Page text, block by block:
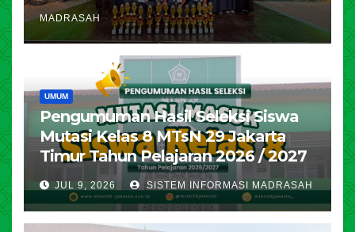
MADRASAH
UMUM
Pengumuman Hasil Seleksi Siswa
Mutasi Kelas 8 MTsN 29 Jakarta
Timur Tahun Pelajaran 2026 / 2027
JUL 9, 2026 SISTEM INFORMASI MADRASAH